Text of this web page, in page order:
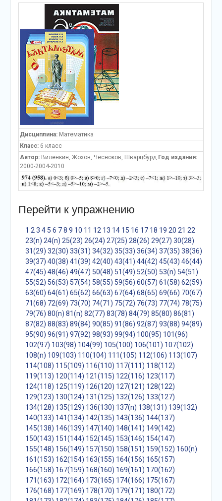
Дисциплина:Математика
Класс:6 класс
Автор:Виленкин, Жохов, Чесноков, Шварцбурд Год издания:
2000-2004-2010
Перейти к упражнению
1 2 3 4 5 6 7 8 9 10 11 12 13 14 15 16 17 18 19 20 21 22
23(n) 24(n) 25(23) 26(24) 27(25) 28(26) 29(27) 30(28)
31(29) 32(30) 33(31) 34(32) 35(33) 36(34) 37(35) 38(36)
39(37) 40(38) 41(39) 42(40) 43(41) 44(42) 45(43) 46(44)
47(45) 48(46) 49(47) 50(48) 51(49) 52(50) 53(n) 54(51)
55(52) 56(53) 57(54) 58(55) 59(56) 60(57) 61(58) 62(59)
63(60) 64(61) 65(62) 66(63) 67(64) 68(65) 69(66) 70(67)
71(68) 72(69) 73(70) 74(71) 75(72) 76(73) 77(74) 78(75)
79(76) 80(n) 81(n) 82(77) 83(78) 84(79) 85(80) 86(81)
87(82) 88(83) 89(84) 90(85) 91(86) 92(87) 93(88) 94(89)
95(90) 96(91) 97(92) 98(93) 99(94) 100(95) 101(96)
102(97) 103(98) 104(99) 105(100) 106(101) 107(102)
108(n) 109(103) 110(104) 111(105) 112(106) 113(107)
114(108) 115(109) 116(110) 117(111) 118(112)
119(113) 120(114) 121(115) 122(116) 123(117)
124(118) 125(119) 126(120) 127(121) 128(122)
129(123) 130(124) 131(125) 132(126) 133(127)
134(128) 135(129) 136(130) 137(n) 138(131) 139(132)
140(133) 141(134) 142(135) 143(136) 144(137)
145(138) 146(139) 147(140) 148(141) 149(142)
150(143) 151(144) 152(145) 153(146) 154(147)
155(148) 156(149) 157(150) 158(151) 159(152) 160(n)
161(153) 162(154) 163(155) 164(156) 165(157)
166(158) 167(159) 168(160) 169(161) 170(162)
171(163) 172(164) 173(165) 174(166) 175(167)
176(168) 177(169) 178(170) 179(171) 180(172)